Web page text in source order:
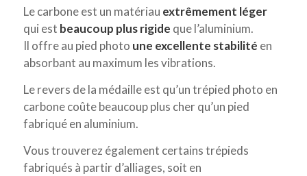
Le carbone est un matériau extrêmement léger
qui est beaucoup plus rigide que l’aluminium.
Il offre au pied photo une excellente stabilité en
absorbant au maximum les vibrations.
Le revers de la médaille est qu’un trépied photo en
carbone coûte beaucoup plus cher qu’un pied
fabriqué en aluminium.
Vous trouverez également certains trépieds
fabriqués à partir d’alliages, soit en